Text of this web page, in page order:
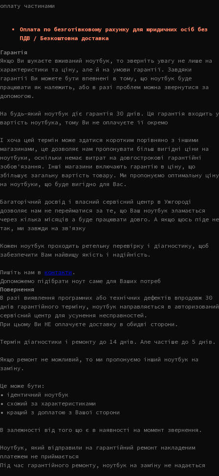
оплату частинами
Оплата по безготівковому рахунку для юридичних осіб без
ПДВ / Безкоштовна доставка
Гарантія
Якщо Ви шукаєте вживаний ноутбук, то зверніть увагу не лише на
характеристики та ціну, але й на умови гарантії. Завдяки
гарантії Ви можете бути впевнені в тому, що ноутбук буде
працювати як належить, або в разі проблем можна звернутися за
допомогою.
На будь-який ноутбук діє гарантія 30 днів. Ця гарантія входить у
вартість ноутбука, тому Ви не оплачуєте її окремо
І хоча цей термін може здатися коротким порівняно з іншими
магазинами, це дозволяє нам пропонувати більш вигідні ціни на
ноутбуки, оскільки немає витрат на довгострокові гарантійні
зобов'язання. Інші магазини включають гарантію в ціну, що
збільшує загальну вартість товару. Ми пропонуємо оптимальну ціну
на ноутбуки, що буде вигідно для Вас.
Багаторічний досвід і власний сервісний центр в Ужгороді
дозволяє нам не перейматися за те, що Ваш ноутбук зламається
через кілька місяців а буде працювати довго. А якщо щось піде не
так, ми завжди на зв'язку
Кожен ноутбук проходить ретельну перевірку і діагностику, щоб
забезпечити Вам найвищу якість і надійність.
Пишіть нам в контакти .
Допоможемо підібрати ноут саме для Ваших потреб
Повернення
В разі виявлення програмних або технічних дефектів впродовж 30
днів гарантійного терміну, ноутбук направляється в авторизований
сервісний центр для усунення несправностей.
При цьому Ви НЕ оплачуєте доставку в обидві сторони.
Термін діагностики і ремонту до 14 днів. Але частіше до 5 днів.
Якщо ремонт не можливий, то ми пропонуємо інший ноутбук на
заміну.
Це може бути:
• ідентичний ноутбук
• схожий за характеристиками
• кращий з доплатою з Вашої сторони
В залежності від того що є в наявності на момент звернення.
Ноутбук, який відправили на гарантійний ремонт накладеним
платежем не приймається
Під час гарантійного ремонту, ноутбук на заміну не надається